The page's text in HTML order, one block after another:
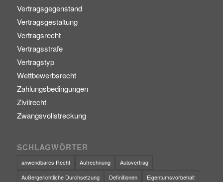
Vertragsgegenstand
Vertragsgestaltung
Vertragsrecht
Vertragsstrafe
Vertragstyp
Wettbewerbsrecht
Zahlungsbedingungen
Zivilrecht
Zwangsvollstreckung
SCHLAGWÖRTER
anwendbares Recht Aufrechnung
Autovertrag
Außergerichtliche Durchsetzung
Definitionen
Eigentumsvorbehalt